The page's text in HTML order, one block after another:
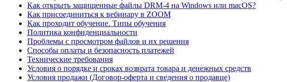
Как открыть защищенные файлы DRM-4 на Windows или macOS?
Как присоединиться к вебинару в ZOOM
Как проходит обучение. Типы обучения
Политика конфиденциальности
Проблемы с просмотром файлов и их решения
Способы оплаты и безопасность платежей
Технические требования
Условия о порядке и сроках возврата товара и денежных средств
Условия продажи (Договор-оферта и сведения о продавце)